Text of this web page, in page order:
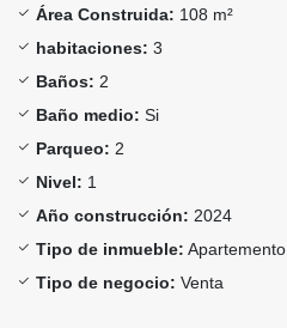
Área Construida: 108 m²
habitaciones: 3
Baños: 2
Baño medio: Si
Parqueo: 2
Nivel: 1
Año construcción: 2024
Tipo de inmueble: Apartemento
Tipo de negocio: Venta